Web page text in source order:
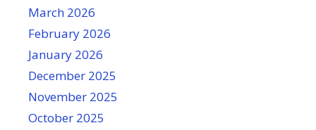
March 2026
February 2026
January 2026
December 2025
November 2025
October 2025